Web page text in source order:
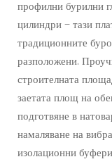
профилни бурилни
цилиндри — тази
традиционните
разположени.
строителната
заетата площ на
подготвяне в
намаляване на
изолационни